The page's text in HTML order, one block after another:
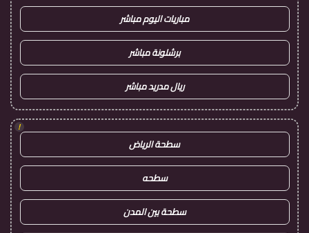
مباريات اليوم مباشر
برشلونة مباشر
ريال مدريد مباشر
!
سطحة الرياض
سطحه
سطحة بين المدن